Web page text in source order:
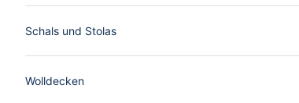
Schals und Stolas
Wolldecken